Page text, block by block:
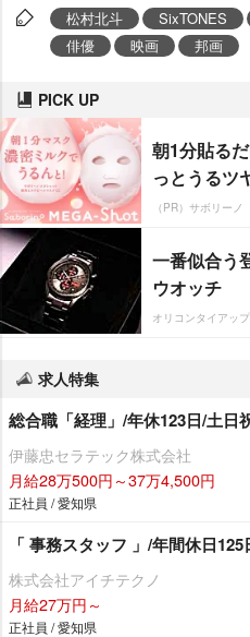
松村北斗 SixTONES
俳優
映画 邦画
PICK UP
朝1分貼る
っとうるツ
（PR）サボリーノ
一番似合う
ウオッチ
オリコンタイアッ
求人特集
総合職「経理」/年休123日/土日
伊藤忠セラテック株式会社
月給28万500円～37万4,500円
正社員 / 愛知県
「 事務スタッフ 」/年間休日
株式会社アイチテクノ
月給27万円～
正社員 / 愛知県